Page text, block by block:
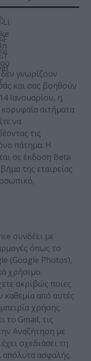
γνωρίζουν
και σας βοηθούν
Ιανουαρίου, η
αιτήματα
να
τις
πάτημα. Η
σε έκδοση Beta
της εταιρείας
συνδέει με
όπως το
(Google Photos),
χρήσιμο.
ακριβώς ποιες
καθεμία από αυτές
χρήσης.
το Gmail, τις
Αναζήτηση με
σχεδιάσει τη
απόλυτα ασφαλής.